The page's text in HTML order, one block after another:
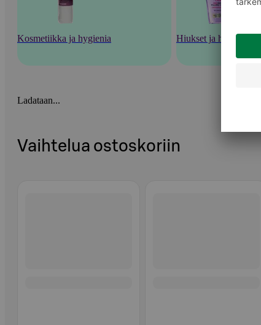
Kosmetiikka ja hygienia Hiukset ja hiustenhoito
Ladataan...
Vaihtelua ostoskoriin